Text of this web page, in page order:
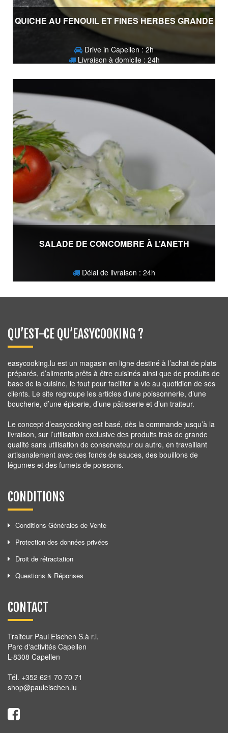
QUICHE AU FENOUIL ET FINES HERBES GRANDE
Drive in Capellen : 2h
Livraison à domicile : 24h
17,50€
SALADE DE CONCOMBRE À L’ANETH
Délai de livraison : 24h
QU’EST-CE QU’EASYCOOKING ?
easycooking.lu est un magasin en ligne destiné à l’achat de plats
préparés, d’aliments prêts à être cuisinés ainsi que de produits de
base de la cuisine, le tout pour faciliter la vie au quotidien de ses
clients. Le site regroupe les articles d’une poissonnerie, d’une
boucherie, d’une épicerie, d’une pâtisserie et d’un traiteur.
Le concept d’easycooking est basé, dès la commande jusqu’à la
livraison, sur l’utilisation exclusive des produits frais de grande
qualité sans utilisation de conservateur ou autre, en travaillant
artisanalement avec des fonds de sauces, des bouillons de
légumes et des fumets de poissons.
CONDITIONS
Conditions Générales de Vente
Protection des données privées
Droit de rétractation
Questions & Réponses
CONTACT
Traiteur Paul Eischen S.à r.l.
Parc d'activités Capellen
L-8308 Capellen
Tél. +352 621 70 70 71
shop@pauleischen.lu